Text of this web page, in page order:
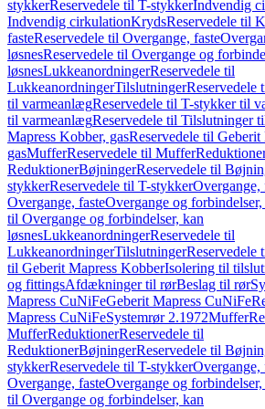
stykkerReservedele til T-stykkerIndvendig
Indvendig cirkulationKrydsReservedele til
fasteReservedele til Overgange, faste
løsnesReservedele til Overgange og
løsnesLukkeanordningerReservedele til
LukkeanordningerTilslutningerReservedele
til varmeanlægReservedele til T-stykker til
til varmeanlægReservedele til Tilslutninger
Mapress Kobber, gasReservedele til Geberit
gasMufferReservedele til Muffer
ReduktionerBøjningerReservedele til
stykkerReservedele til T-stykkerOvergange,
Overgange, fasteOvergange og forbindelser,
til Overgange og forbindelser, kan
løsnesLukkeanordningerReservedele til
LukkeanordningerTilslutningerReservedele
til Geberit Mapress KobberIsolering til
og fittingsAfdækninger til rørBeslag til rør
Mapress CuNiFeGeberit Mapress CuNiFe
Mapress CuNiFeSystemrør 2.1972Muffer
MufferReduktionerReservedele til
ReduktionerBøjningerReservedele til
stykkerReservedele til T-stykkerOvergange,
Overgange, fasteOvergange og forbindelser,
til Overgange og forbindelser, kan